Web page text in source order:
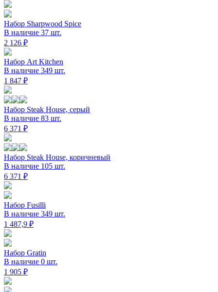
Набор Sharpwood Spice
В наличие 37 шт.
2 126 ₽
Набор Art Kitchen
В наличие 349 шт.
1 847 ₽
Набор Steak House, серый
В наличие 83 шт.
6 371 ₽
Набор Steak House, коричневый
В наличие 105 шт.
6 371 ₽
Набор Fusilli
В наличие 349 шт.
1 487,9 ₽
Набор Gratin
В наличие 0 шт.
1 905 ₽